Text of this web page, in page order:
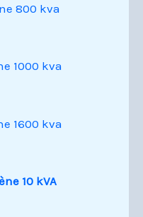
800 kva
1000 kva
1600 kva
10 kVA